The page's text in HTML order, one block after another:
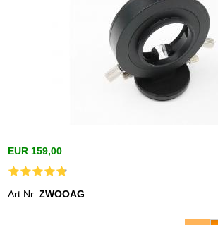
EUR 159,00
Art.Nr.ZWOOAG